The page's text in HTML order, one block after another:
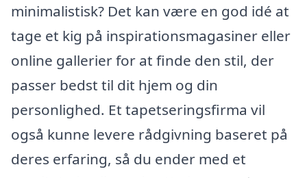
minimalistisk? Det kan være en god idé at
tage et kig på inspirationsmagasiner eller
online gallerier for at finde den stil, der
passer bedst til dit hjem og din
personlighed. Et tapetseringsfirma vil
også kunne levere rådgivning baseret på
deres erfaring, så du ender med et